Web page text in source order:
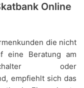
Online
die nicht
eine Beratung am
oder
empfiehlt sich das